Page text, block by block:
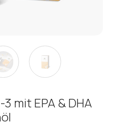
mit EPA & DHA